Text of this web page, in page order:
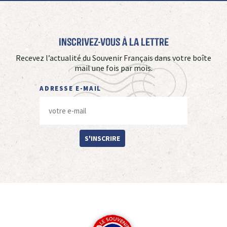
Inscrivez-vous à La Lettre
Recevez l’actualité du Souvenir Français dans votre boîte
mail une fois par mois.
ADRESSE E-MAIL
S'INSCRIRE